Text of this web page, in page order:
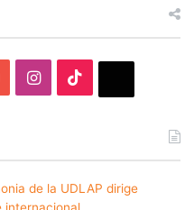
YouTubeInstagram
de la UDLAP dirige